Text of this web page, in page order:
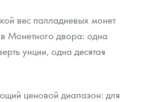
вес палладиевых монет
Монетного двора: одна
унции, одна десятая
ценовой диапазон: для